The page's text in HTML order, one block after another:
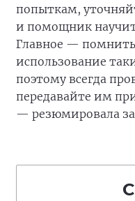
попыткам,
и помощник
Главное —
использование
поэтому всегда
передавайте им
— резюмировала